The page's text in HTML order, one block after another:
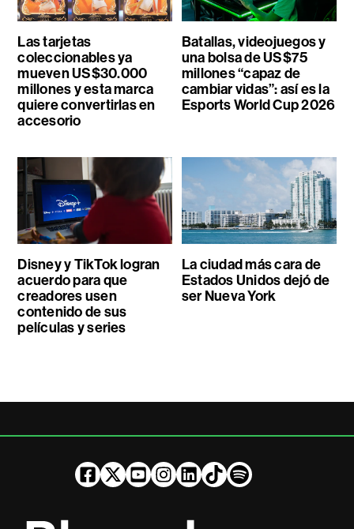
Las tarjetas
coleccionables ya
mueven US$30.000
millones y esta marca
quiere convertirlas en
accesorio
Batallas, videojuegos y
una bolsa de US$75
millones “capaz de
cambiar vidas”: así es la
Esports World Cup 2026
Disney y TikTok logran
acuerdo para que
creadores usen
contenido de sus
películas y series
La ciudad más cara de
Estados Unidos dejó de
ser Nueva York